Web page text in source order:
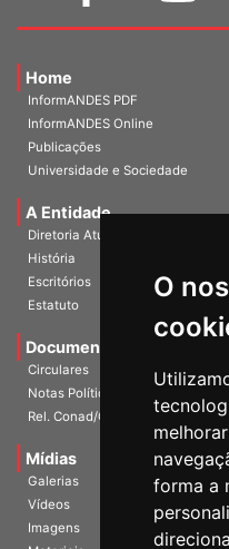
O
forma a
Home
InformANDES PDF
InformANDES Online
Publicações
Universidade e Sociedade
A Entidade
Diretoria Atual
História
Escritórios
Estatuto
Documentos
Circulares
Notas Políticas
Rel. Conad/Congresso
Mídias
Galerias
Vídeos
Imagens